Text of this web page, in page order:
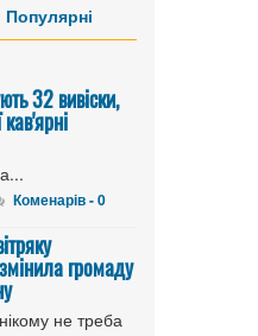
Популярні
32 вивіски,
Коменарів - 0
громаду
не треба